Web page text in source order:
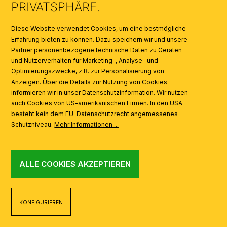
AI
PRIVATSPHÄRE.
Diese Website verwendet Cookies, um eine bestmögliche
Erfahrung bieten zu können. Dazu speichern wir und unsere
Partner personenbezogene technische Daten zu Geräten
und Nutzerverhalten für Marketing-, Analyse- und
Optimierungszwecke, z.B. zur Personalisierung von
Anzeigen. Über die Details zur Nutzung von Cookies
informieren wir in unser Datenschutzinformation. Wir nutzen
auch Cookies von US-amerikanischen Firmen. In den USA
besteht kein dem EU-Datenschutzrecht angemessenes
Schutzniveau.Mehr Informationen ...
ALLE COOKIES AKZEPTIEREN
KONFIGURIEREN